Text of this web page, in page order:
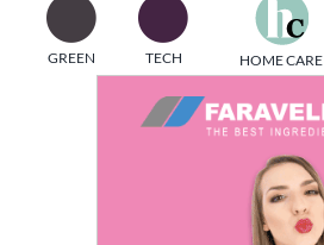
GREEN TECH HOME CARE